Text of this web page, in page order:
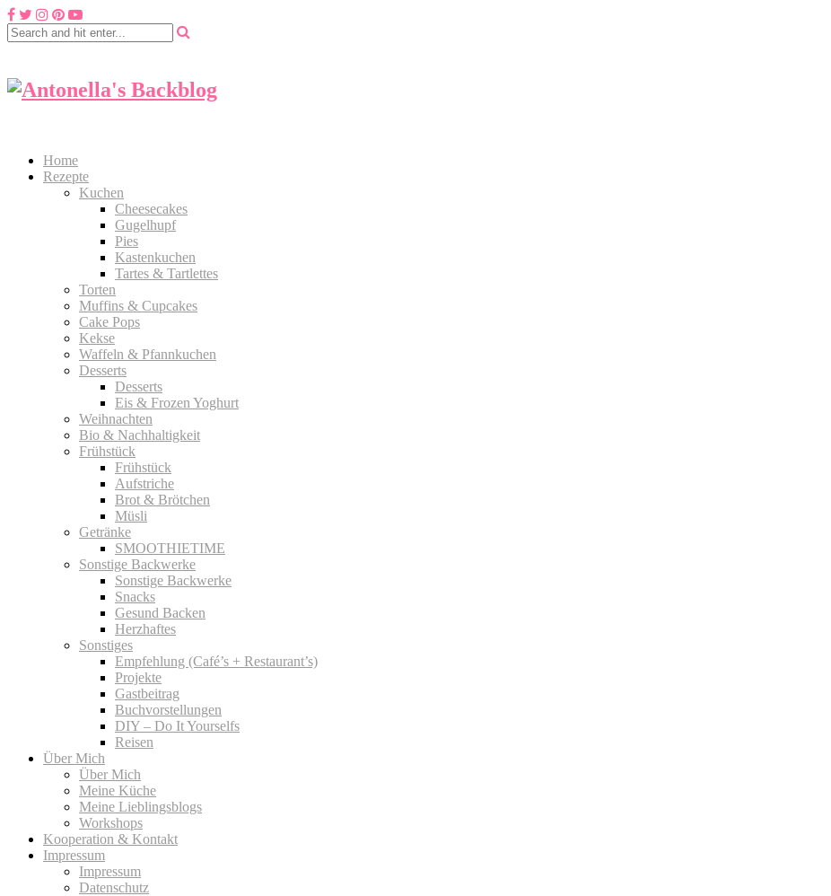
Home
Rezepte
Kuchen
Cheesecakes
Gugelhupf
Pies
Kastenkuchen
Tartes & Tartlettes
Torten
Muffins & Cupcakes
Cake Pops
Kekse
Waffeln & Pfannkuchen
Desserts
Desserts
Eis & Frozen Yoghurt
Weihnachten
Bio & Nachhaltigkeit
Frühstück
Frühstück
Aufstriche
Brot & Brötchen
Müsli
Getränke
SMOOTHIETIME
Sonstige Backwerke
Sonstige Backwerke
Snacks
Gesund Backen
Herzhaftes
Sonstiges
Empfehlung (Café’s + Restaurant’s)
Projekte
Gastbeitrag
Buchvorstellungen
DIY – Do It Yourselfs
Reisen
Über Mich
Über Mich
Meine Küche
Meine Lieblingsblogs
Workshops
Kooperation & Kontakt
Impressum
Impressum
Datenschutz